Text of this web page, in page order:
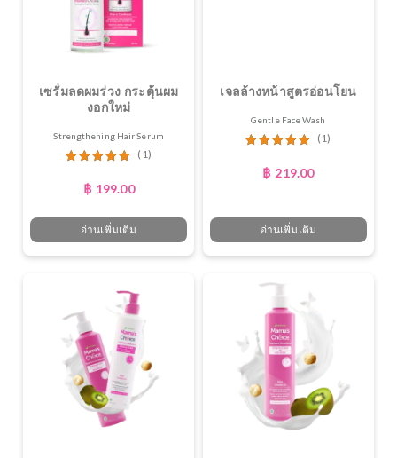
เซรั่มลดผมร่วง กระตุ้นผม
งอกใหม่
Strengthening Hair Serum
5.00 ตั้งแต่
(1)
฿ 199.00
อ่านเพิ่มเติม
เจลล้างหน้าสูตรอ่อนโยน
Gentle Face Wash
(1)
฿ 219.00
อ่านเพิ่มเติม